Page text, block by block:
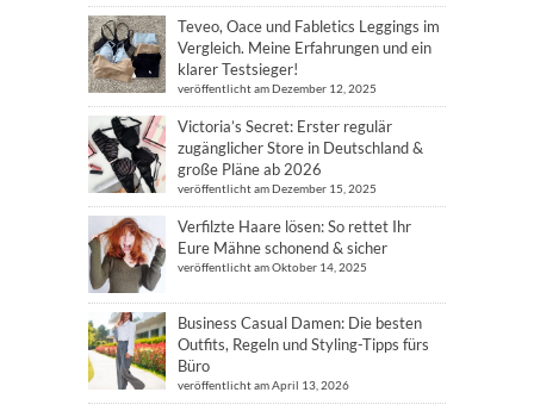
Teveo, Oace und Fabletics Leggings im
Vergleich. Meine Erfahrungen und ein
klarer Testsieger!
veröffentlicht am Dezember 12, 2025
Victoria’s Secret: Erster regulär
zugänglicher Store in Deutschland &
große Pläne ab 2026
veröffentlicht am Dezember 15, 2025
Verfilzte Haare lösen: So rettet Ihr
Eure Mähne schonend & sicher
veröffentlicht am Oktober 14, 2025
Business Casual Damen: Die besten
Outfits, Regeln und Styling-Tipps fürs
Büro
veröffentlicht am April 13, 2026